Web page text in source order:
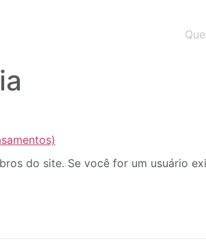
do site. Se você for um usuário